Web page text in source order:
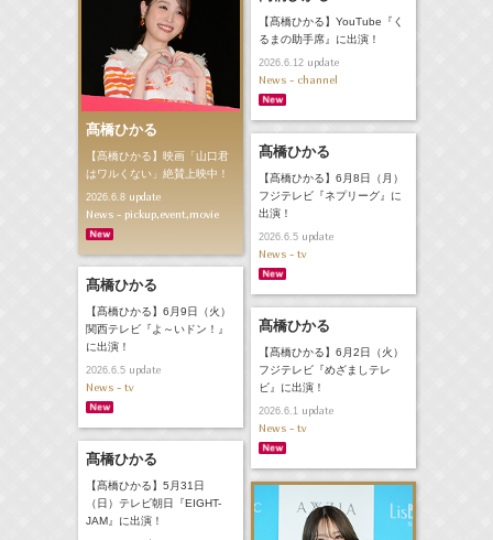
【髙橋ひかる】YouTube『く
るまの助手席』に出演！
2026.6.12update
News - channel
髙橋ひかる
【髙橋ひかる】映画「山口君
はワルくない」絶賛上映中！
2026.6.8update
News - pickup,event,movie
髙橋ひかる
【髙橋ひかる】6月8日（月）
フジテレビ『ネプリーグ』に
出演！
2026.6.5update
News - tv
髙橋ひかる
【髙橋ひかる】6月9日（火）
関西テレビ『よ～いドン！』
に出演！
2026.6.5update
News - tv
髙橋ひかる
【髙橋ひかる】6月2日（火）
フジテレビ『めざましテレ
ビ』に出演！
2026.6.1update
News - tv
髙橋ひかる
【髙橋ひかる】5月31日
（日）テレビ朝日『EIGHT-
JAM』に出演！